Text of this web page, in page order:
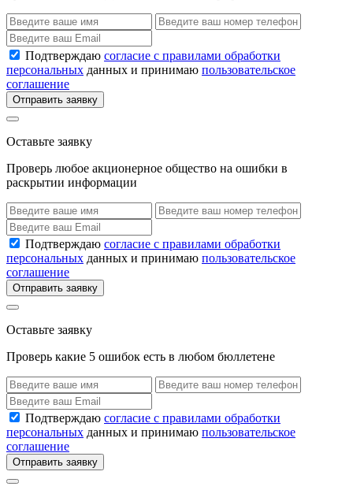
Подтверждаю согласие с правилами обработки
персональных данных и принимаю пользовательское
соглашение
Отправить заявку
Оставьте заявку
Проверь любое акционерное общество на ошибки в
раскрытии информации
Подтверждаю согласие с правилами обработки
персональных данных и принимаю пользовательское
соглашение
Отправить заявку
Оставьте заявку
Проверь какие 5 ошибок есть в любом бюллетене
Подтверждаю согласие с правилами обработки
персональных данных и принимаю пользовательское
соглашение
Отправить заявку